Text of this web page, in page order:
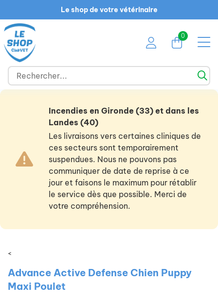
Le shop de votre vétérinaire
0
Incendies en Gironde (33) et dans les
Landes (40)
Les livraisons vers certaines cliniques de
ces secteurs sont temporairement
suspendues. Nous ne pouvons pas
communiquer de date de reprise à ce
jour et faisons le maximum pour rétablir
le service dès que possible. Merci de
votre compréhension.
<
Advance Active Defense Chien Puppy
Maxi Poulet